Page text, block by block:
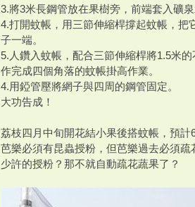
3.將3米長鋼管放在果樹旁，前端套入礦泉
4.打開蚊帳，用三節伸縮桿撐起蚊帳，
子一端。
5.人鑽入蚊帳，配合三節伸縮桿將1.5米
作完成四個角落的蚊帳掛高作業。
4.用錏管壓將網子與四周的鋼管固定。
大功告成！
荔枝四月中旬開花結小果後搭蚊帳，預計
芭樂必須有昆蟲授粉，但芭樂過去必須
少許的授粉？那不就自動疏花蔬果了？